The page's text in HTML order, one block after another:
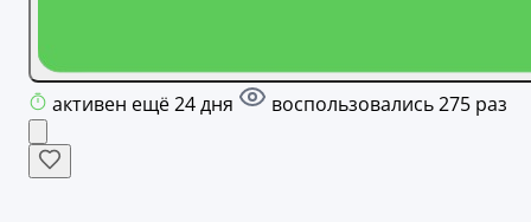
активен ещё 24 дня воспользовались 275 раз